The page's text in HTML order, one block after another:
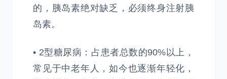
的，胰岛素绝对缺乏，必须终身注射胰
岛素。
• 2型糖尿病：占患者总数的90%以上，
常见于中老年人，如今也逐渐年轻化，